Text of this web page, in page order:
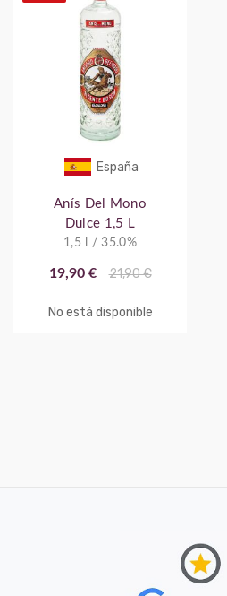
España
Anís Del Mono
Dulce 1,5 L
1,5 l / 35.0%
19,90 € 21,90 €
No está disponible